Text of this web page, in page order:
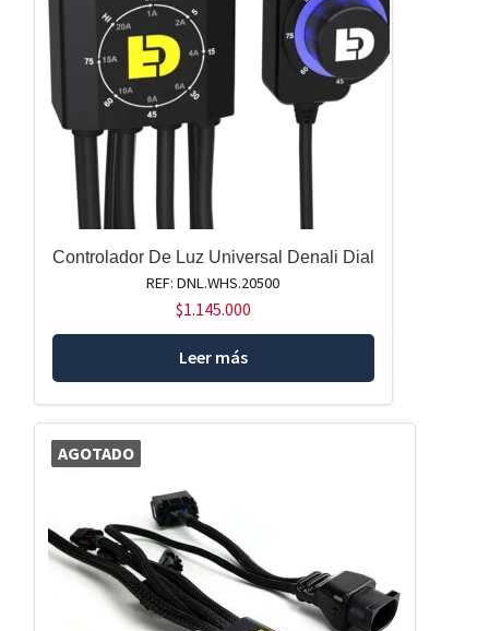
Controlador De Luz Universal Denali Dial
REF: DNL.WHS.20500
$1.145.000
Leer más
AGOTADO